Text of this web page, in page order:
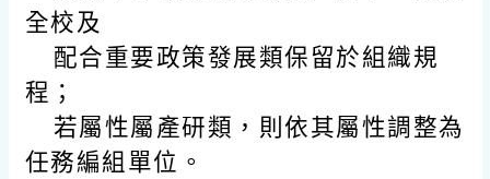
全校及
配合重要政策發展類保留於組織規
程；
若屬性屬產研類，則依其屬性調整為
任務編組單位。